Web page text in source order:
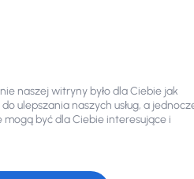
oddziale
Robert Węsierski
naszej witryny było dla Ciebie jak
ulepszania naszych usług, a
być dla Ciebie interesujące i